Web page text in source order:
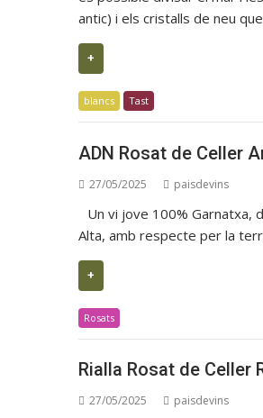
antic) i els cristalls de neu
+
blancs Tast
ADN Rosat de Celler
27/05/2025 paisdevins
Un vi jove 100% Garnatxa,
Alta, amb respecte per la
+
Rosats
Rialla Rosat de Celler
27/05/2025 paisdevins